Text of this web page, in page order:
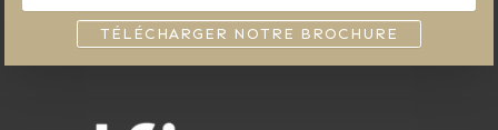
TÉLÉCHARGER NOTRE BROCHURE